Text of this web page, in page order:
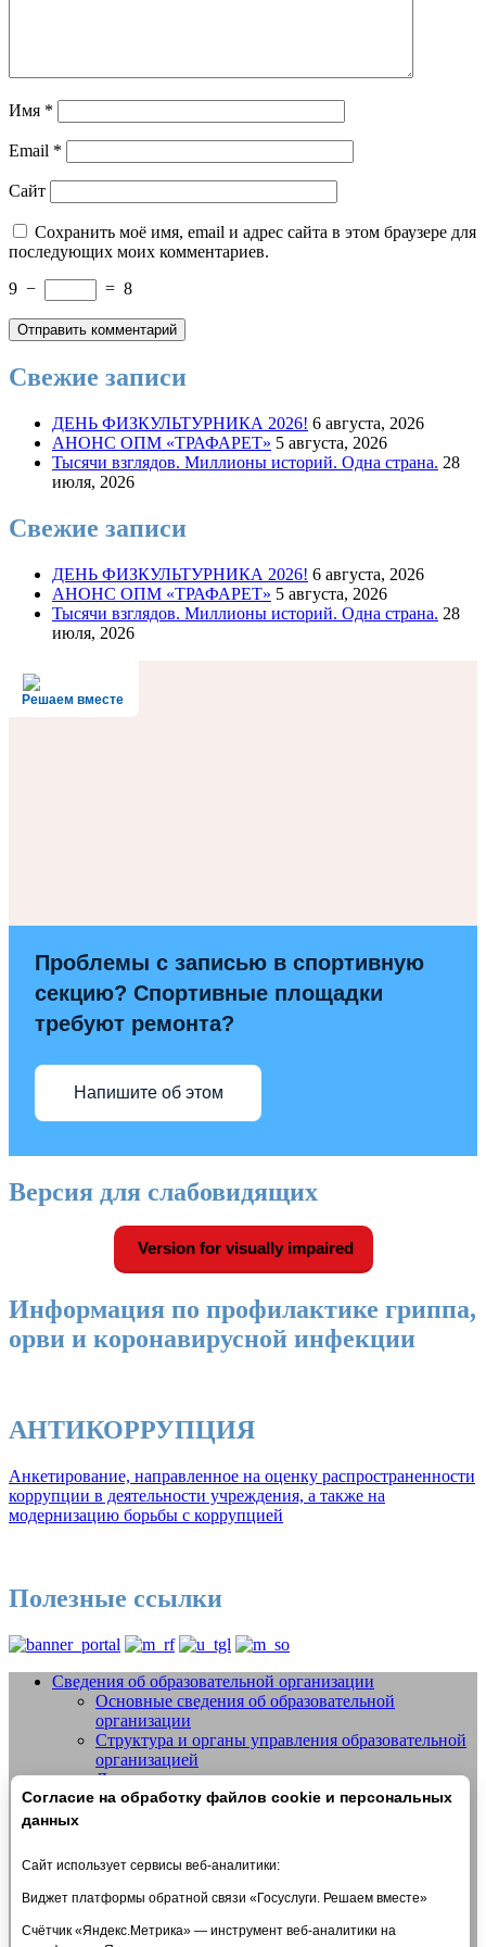
Имя *
Email *
Сайт
Сохранить моё имя, email и адрес сайта в этом браузере для
последующих моих комментариев.
9 − = 8
Свежие записи
ДЕНЬ ФИЗКУЛЬТУРНИКА 2026! 6 августа, 2026
АНОНС ОПМ «ТРАФАРЕТ» 5 августа, 2026
Тысячи взглядов. Миллионы историй. Одна страна. 28
июля, 2026
Свежие записи
ДЕНЬ ФИЗКУЛЬТУРНИКА 2026! 6 августа, 2026
АНОНС ОПМ «ТРАФАРЕТ» 5 августа, 2026
Тысячи взглядов. Миллионы историй. Одна страна. 28
июля, 2026
Решаем вместе
Проблемы с записью в спортивную
секцию? Спортивные площадки
требуют ремонта?
Напишите об этом
Версия для слабовидящих
Version for visually impaired
Информация по профилактике гриппа,
орви и коронавирусной инфекции
АНТИКОРРУПЦИЯ
Анкетирование, направленное на оценку распространенности
коррупции в деятельности учреждения, а также на
модернизацию борьбы с коррупцией
Полезные ссылки
Добро пожаловать на сайт МБУДО
СШОР №14 "Жигули" г.о. Тольятти
Сведения об образовательной организации
Основные сведения об образовательной
организации
Структура и органы управления образовательной
организацией
Документы
Образование
Педагогический состав
Материально-техническое обеспечение и
оснащенность образовательного процесса.
Стипендии и меры поддержки обучающихся
Согласие на обработку файлов cookie и персональных
данных
Сайт использует сервисы веб-аналитики:
Виджет платформы обратной связи «Госуслуги. Решаем вместе»
Счётчик «Яндекс.Метрика» — инструмент веб-аналитики на